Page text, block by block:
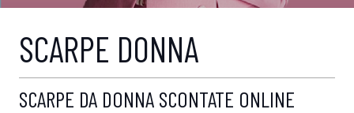
SCARPE DONNA
SCARPE DA DONNA SCONTATE ONLINE